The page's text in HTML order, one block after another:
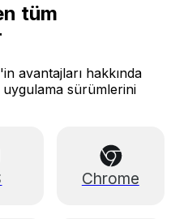
tüm
avantajları hakkında
sürümlerini
Chrome